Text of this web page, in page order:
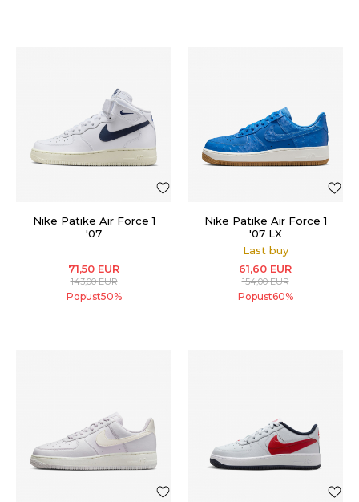
Nike Patike Air Force 1
'07
71,50 EUR
143,00EUR
Popust50%
Nike Patike Air Force 1
'07 LX
Last buy
61,60 EUR
154,00EUR
Popust60%